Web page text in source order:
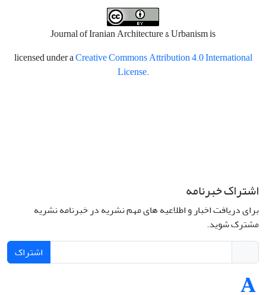
Journal of Iranian Architecture & Urbanism is
licensed under aCreative Commons Attribution 4.0 International
License.
اشتراک خبرنامه
برای دریافت اخبار و اطلاعیه های مهم نشریه در خبرنامه نشریه
مشترک شوید.
اشتراک